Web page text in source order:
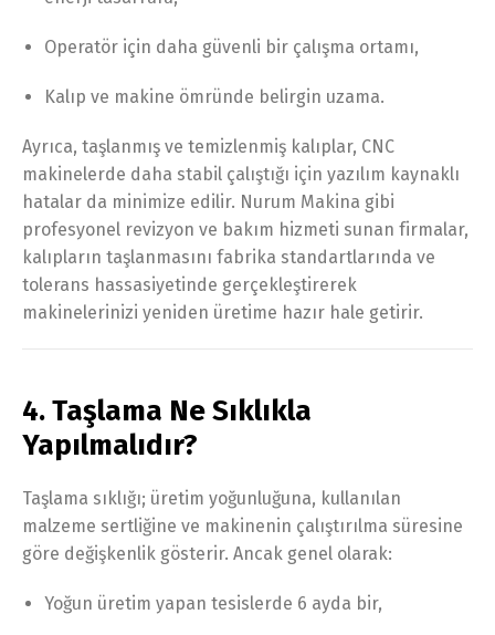
Operatör için daha güvenli bir çalışma ortamı,
Kalıp ve makine ömründe belirgin uzama.
Ayrıca, taşlanmış ve temizlenmiş kalıplar, CNC
makinelerde daha stabil çalıştığı için yazılım kaynaklı
hatalar da minimize edilir. Nurum Makina gibi
profesyonel revizyon ve bakım hizmeti sunan firmalar,
kalıpların taşlanmasını fabrika standartlarında ve
tolerans hassasiyetinde gerçekleştirerek
makinelerinizi yeniden üretime hazır hale getirir.
4. Taşlama Ne Sıklıkla
Yapılmalıdır?
Taşlama sıklığı; üretim yoğunluğuna, kullanılan
malzeme sertliğine ve makinenin çalıştırılma süresine
göre değişkenlik gösterir. Ancak genel olarak:
Yoğun üretim yapan tesislerde 6 ayda bir,